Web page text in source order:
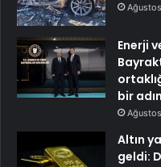
Enerji
bir
Altın
geldi: